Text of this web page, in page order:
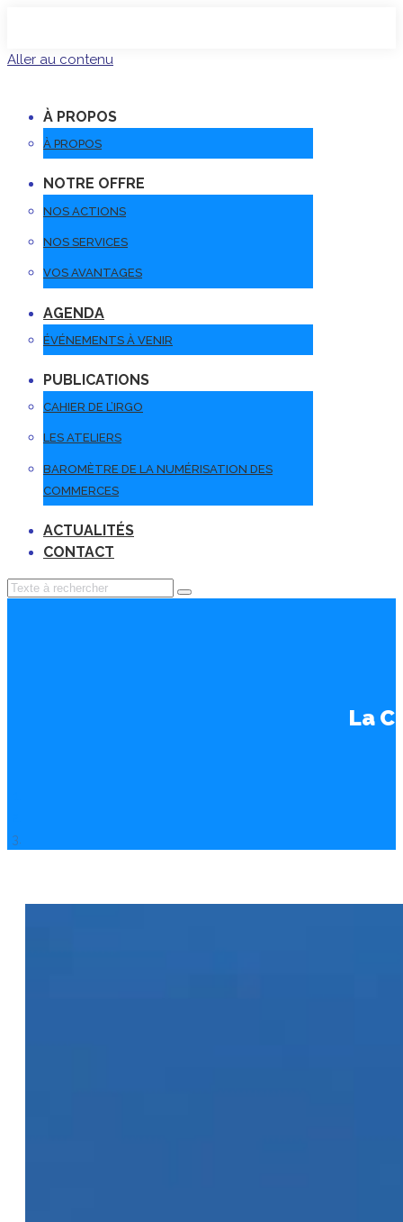
Aller au contenu
À PROPOS
À PROPOS
NOTRE OFFRE
NOS ACTIONS
NOS SERVICES
VOS AVANTAGES
AGENDA
ÉVÉNEMENTS À VENIR
PUBLICATIONS
CAHIER DE L’IRGO
LES ATELIERS
BAROMÈTRE DE LA NUMÉRISATION DES
COMMERCES
ACTUALITÉS
CONTACT
La